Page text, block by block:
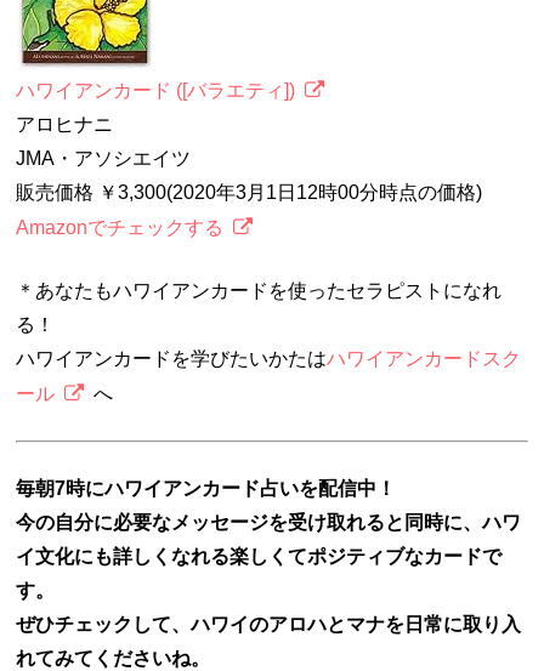
ハワイアンカード ([バラエティ])
アロヒナニ
JMA・アソシエイツ
販売価格 ￥3,300(2020年3月1日12時00分時点の価格)
Amazonでチェックする
＊あなたもハワイアンカードを使ったセラピストになれ
る！
ハワイアンカードを学びたいかたはハワイアンカードスク
ール
へ
毎朝7時にハワイアンカード占いを配信中！
今の自分に必要なメッセージを受け取れると同時に、ハワ
イ文化にも詳しくなれる楽しくてポジティブなカードで
す。
ぜひチェックして、ハワイのアロハとマナを日常に取り入
れてみてくださいね。